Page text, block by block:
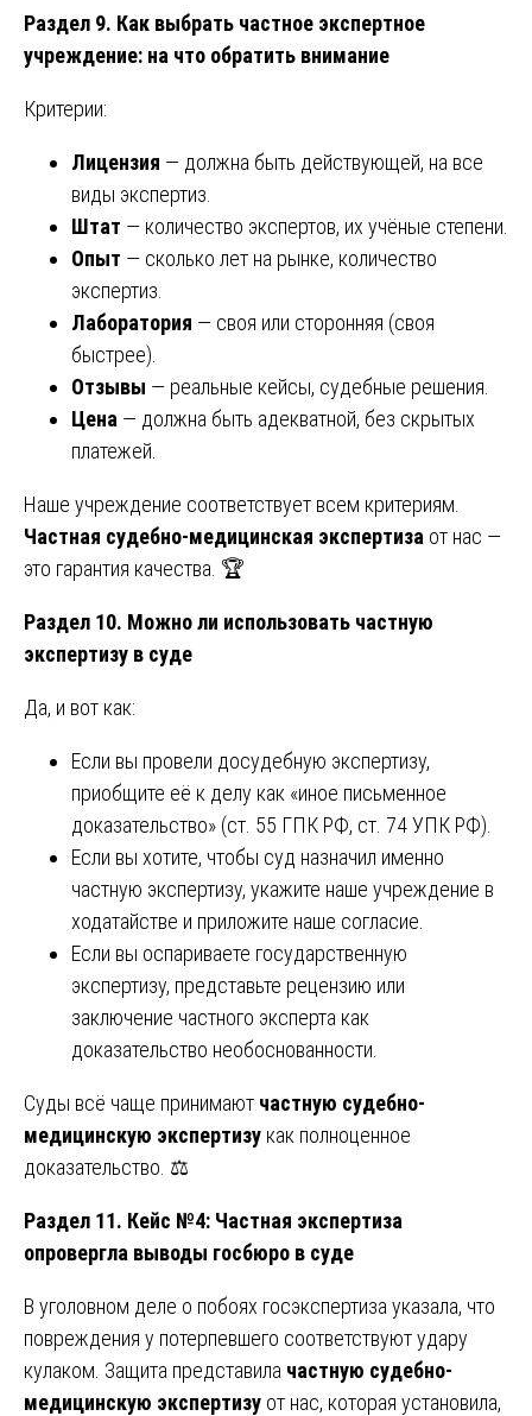
Раздел 9. Как выбрать частное экспертное
учреждение: на что обратить внимание
Критерии:
Лицензия — должна быть действующей, на все
виды экспертиз.
Штат — количество экспертов, их учёные степени.
Опыт — сколько лет на рынке, количество
экспертиз.
Лаборатория — своя или сторонняя (своя
быстрее).
Отзывы — реальные кейсы, судебные решения.
Цена — должна быть адекватной, без скрытых
платежей.
Наше учреждение соответствует всем критериям.
Частная судебно-медицинская экспертиза от нас —
это гарантия качества. 🏆
Раздел 10. Можно ли использовать частную
экспертизу в суде
Да, и вот как:
Если вы провели досудебную экспертизу,
приобщите её к делу как «иное письменное
доказательство» (ст. 55 ГПК РФ, ст. 74 УПК РФ).
Если вы хотите, чтобы суд назначил именно
частную экспертизу, укажите наше учреждение в
ходатайстве и приложите наше согласие.
Если вы оспариваете государственную
экспертизу, представьте рецензию или
заключение частного эксперта как
доказательство необоснованности.
Суды всё чаще принимают частную судебно-
медицинскую экспертизу как полноценное
доказательство. ⚖️
Раздел 11. Кейс №4: Частная экспертиза
опровергла выводы госбюро в суде
В уголовном деле о побоях госэкспертиза указала, что
повреждения у потерпевшего соответствуют удару
кулаком. Защита представила частную судебно-
медицинскую экспертизу от нас, которая установила,